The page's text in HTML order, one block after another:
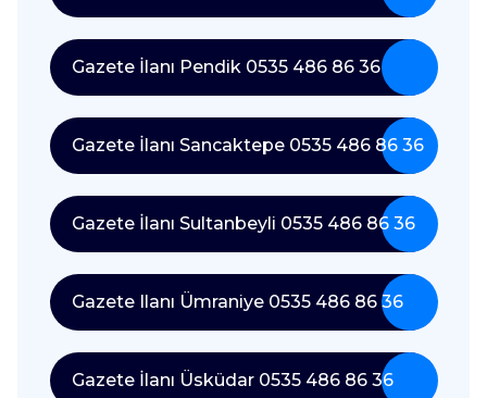
Gazete İlanı Pendik 0535 486 86 36
Gazete İlanı Sancaktepe 0535 486 86 36
Gazete İlanı Sultanbeyli 0535 486 86 36
Gazete Ilanı Ümraniye 0535 486 86 36
Gazete İlanı Üsküdar 0535 486 86 36